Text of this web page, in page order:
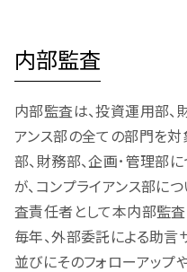
内部監査
内部監査は、投資運用部、
アンス部の全ての部門を対
部、財務部、企画･管理部
が、コンプライアンス部に
査責任者として本内部監査
毎年、外部委託による助
並びにそのフォローアップ